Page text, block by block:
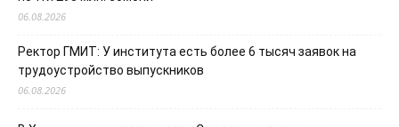
06.08.2026
Ректор ГМИТ: У института есть более 6 тысяч заявок на
трудоустройство выпускников
06.08.2026